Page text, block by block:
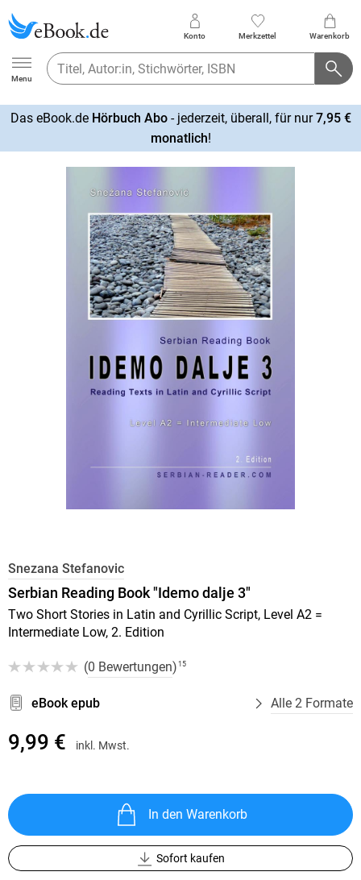
Ebook.de
Menu
Konto Merkzettel Warenkorb
Das eBook.de Hörbuch Abo- jederzeit, überall, für nur7,95 €
monatlich!
Snezana Stefanovic
Serbian Reading Book "Idemo dalje 3"
Two Short Stories in Latin and Cyrillic Script, Level A2 =
Intermediate Low, 2. Edition
(0 Bewertungen) 15
eBook epub Alle 2 Formate
9,99 € inkl. Mwst.
In den Warenkorb
Sofort kaufen